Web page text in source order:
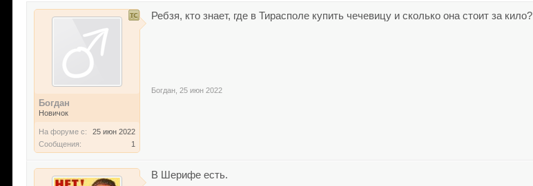
Богдан
Новичок
На форуме с:
25 июн 2022
Сообщения:
1
Ребзя, кто знает, где в Тирасполе купить чечевицу и сколько она стоит за кило?
Богдан 25 июн 2022
В Шерифе есть.